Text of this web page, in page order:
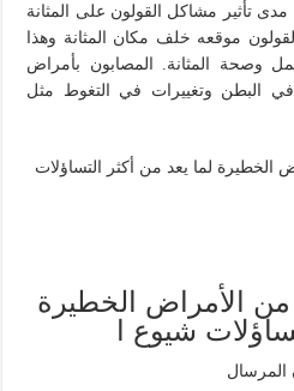
تأثير مشاكل القولون على المثانة
موقعه خلف مكان المثانة وهذا
وصحة المثانة. المصابون بأمراض
في البطن وتغييرات في التغوط مثل
الأمراض الخطيرة
شيوع ا